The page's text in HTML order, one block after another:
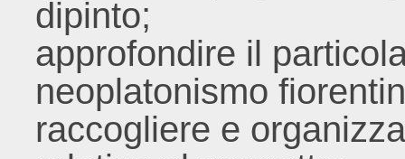
dipinto;
approfondire il
neoplatonismo
raccogliere e